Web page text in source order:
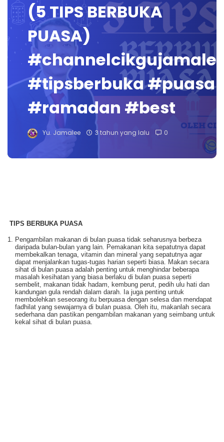
(5 TIPS BERBUKA
PUASA)
#tipsberbuka #puasa
#ramadan #best
Yu. Jamalee 3 tahun yang lalu 0
TIPS BERBUKA PUASA
Pengambilan makanan di bulan puasa tidak seharusnya berbeza
daripada bulan-bulan yang lain. Pemakanan kita sepatutnya dapat
membekalkan tenaga, vitamin dan mineral yang sepatutnya agar
dapat menjalankan tugas-tugas harian seperti biasa. Makan secara
sihat di bulan puasa adalah penting untuk menghindar beberapa
masalah kesihatan yang biasa berlaku di bulan puasa seperti
sembelit, makanan tidak hadam, kembung perut, pedih ulu hati dan
kandungan gula rendah dalam darah. Ia juga penting untuk
membolehkan seseorang itu berpuasa dengan selesa dan mendapat
fadhilat yang sewajarnya di bulan puasa. Oleh itu, makanlah secara
sederhana dan pastikan pengambilan makanan yang seimbang untuk
kekal sihat di bulan puasa.